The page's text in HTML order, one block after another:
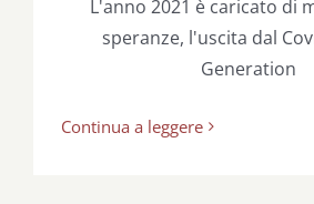
L'anno 2021 è caricato di
speranze, l'uscita dal
Generation
Continua a leggere